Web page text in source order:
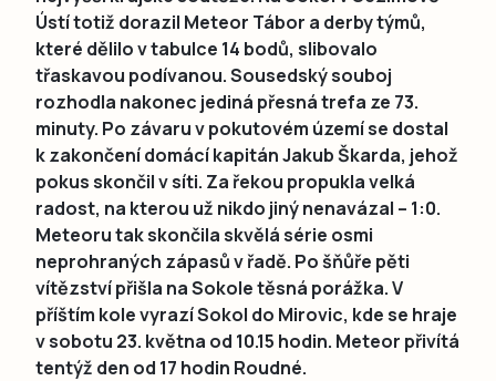
Ústí totiž dorazil Meteor Tábor a derby týmů,
které dělilo v tabulce 14 bodů, slibovalo
třaskavou podívanou. Sousedský souboj
rozhodla nakonec jediná přesná trefa ze 73.
minuty. Po závaru v pokutovém území se dostal
k zakončení domácí kapitán Jakub Škarda, jehož
pokus skončil v síti. Za řekou propukla velká
radost, na kterou už nikdo jiný nenavázal – 1:0.
Meteoru tak skončila skvělá série osmi
neprohraných zápasů v řadě. Po šňůře pěti
vítězství přišla na Sokole těsná porážka. V
příštím kole vyrazí Sokol do Mirovic, kde se hraje
v sobotu 23. května od 10.15 hodin. Meteor přivítá
tentýž den od 17 hodin Roudné.